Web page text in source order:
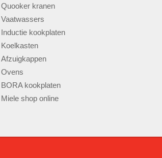
Quooker kranen
Vaatwassers
Inductie kookplaten
Koelkasten
Afzuigkappen
Ovens
BORA kookplaten
Miele shop online